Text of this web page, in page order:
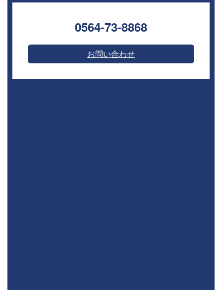
0564-73-8868⁣
お問い合わせ